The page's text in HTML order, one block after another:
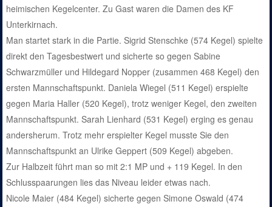
heimischen Kegelcenter. Zu Gast waren die Damen des KF
Unterkirnach.
Man startet stark in die Partie. Sigrid Stenschke (574 Kegel) spielte
direkt den Tagesbestwert und sicherte so gegen Sabine
Schwarzmüller und Hildegard Nopper (zusammen 468 Kegel) den
ersten Mannschaftspunkt. Daniela Wiegel (511 Kegel) erspielte
gegen Maria Haller (520 Kegel), trotz weniger Kegel, den zweiten
Mannschaftspunkt. Sarah Lienhard (531 Kegel) erging es genau
andersherum. Trotz mehr erspielter Kegel musste Sie den
Mannschaftspunkt an Ulrike Geppert (509 Kegel) abgeben.
Zur Halbzeit führt man so mit 2:1 MP und + 119 Kegel. In den
Schlusspaarungen lies das Niveau leider etwas nach.
Nicole Maier (484 Kegel) sicherte gegen Simone Oswald (474